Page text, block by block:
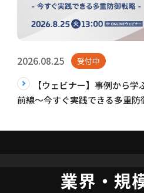
2026.08.25 受付中
【ウェビナー】事例から
前線～今すぐ実践できる多重防
業界・規